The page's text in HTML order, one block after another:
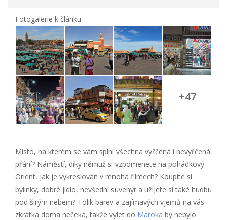
Fotogalerie k článku
+47
Místo, na kterém se vám splní všechna vyřčená i nevyřčená
přání? Náměstí, díky němuž si vzpomenete na pohádkový
Orient, jak je vykreslován v mnoha filmech? Koupíte si
bylinky, dobré jídlo, nevšední suvenýr a užijete si také hudbu
pod širým nebem? Tolik barev a zajímavých vjemů na vás
zkrátka doma nečeká, takže výlet do Maroka by nebylo